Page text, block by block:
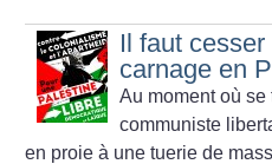
Il faut
carnage en
Au moment où se
communiste
en proie à une tuerie de